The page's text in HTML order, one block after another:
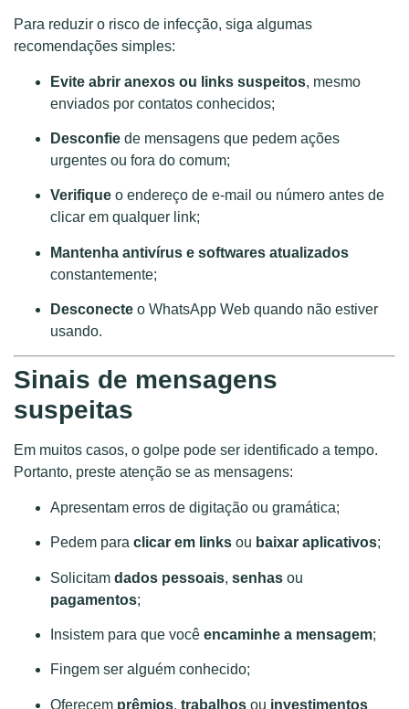
Para reduzir o risco de infecção, siga algumas
recomendações simples:
Evite abrir anexos ou links suspeitos, mesmo
enviados por contatos conhecidos;
Desconfie de mensagens que pedem ações
urgentes ou fora do comum;
Verifique o endereço de e-mail ou número antes de
clicar em qualquer link;
Mantenha antivírus e softwares atualizados
constantemente;
Desconecte o WhatsApp Web quando não estiver
usando.
Sinais de mensagens
suspeitas
Em muitos casos, o golpe pode ser identificado a tempo.
Portanto, preste atenção se as mensagens:
Apresentam erros de digitação ou gramática;
Pedem para clicar em links ou baixar aplicativos;
Solicitam dados pessoais, senhas ou
pagamentos;
Insistem para que você encaminhe a mensagem;
Fingem ser alguém conhecido;
Oferecem prêmios, trabalhos ou investimentos